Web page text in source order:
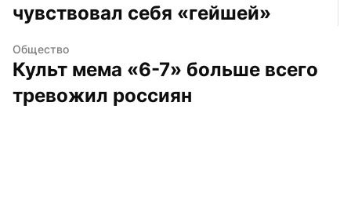
чувствовал себя «гейшей»
Общество
Культ мема «6-7» больше всего
тревожил россиян